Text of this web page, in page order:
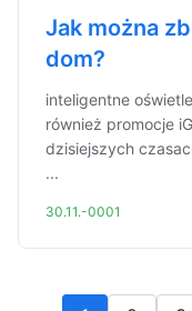
Jak można
dom?
inteligentne
również promocje
dzisiejszych
...
30.11.-0001